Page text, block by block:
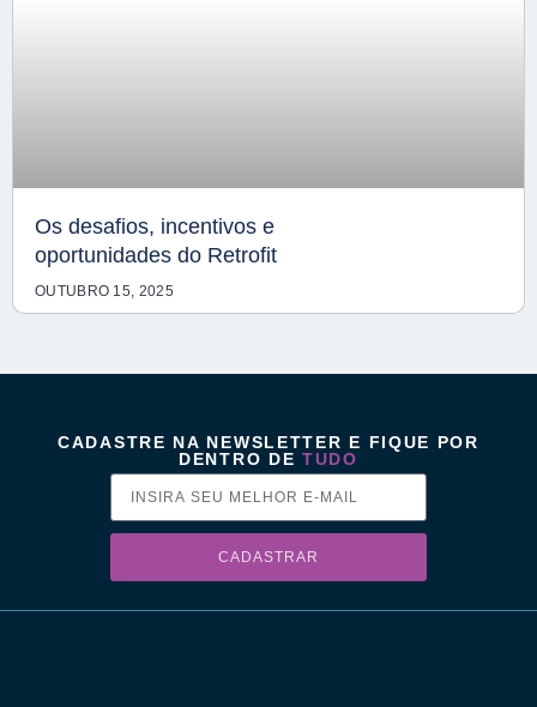
Os desafios, incentivos e
oportunidades do Retrofit
OUTUBRO 15, 2025
CADASTRE NA NEWSLETTER E FIQUE POR
DENTRO DETUDO
CADASTRAR